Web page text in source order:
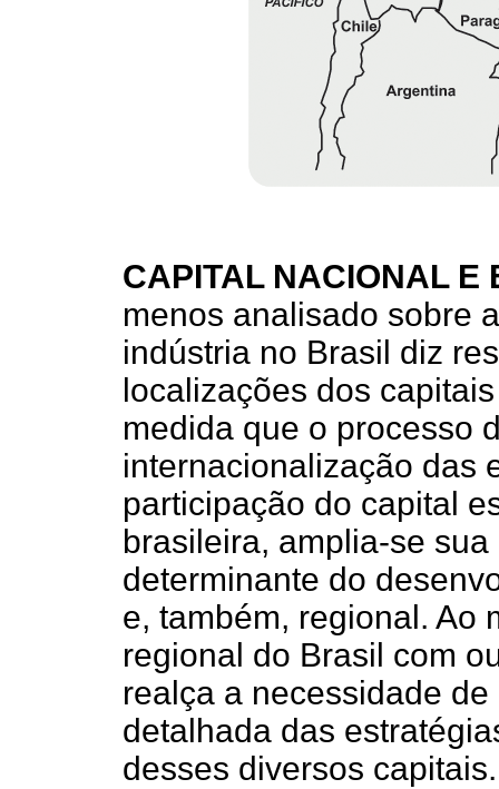
CAPITAL NACIONAL E
menos analisado sobre
indústria no Brasil diz
localizações dos
medida que o processo
internacionalização das
participação do capital
brasileira, amplia-se
determinante do
e, também, regional. Ao
regional do Brasil com
realça a necessidade
detalhada das
desses diversos capitais.